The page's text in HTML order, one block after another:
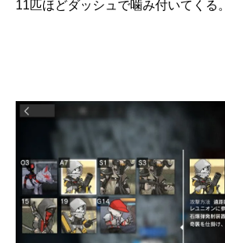
11匹ほどダッシュで噛み付いてくる。